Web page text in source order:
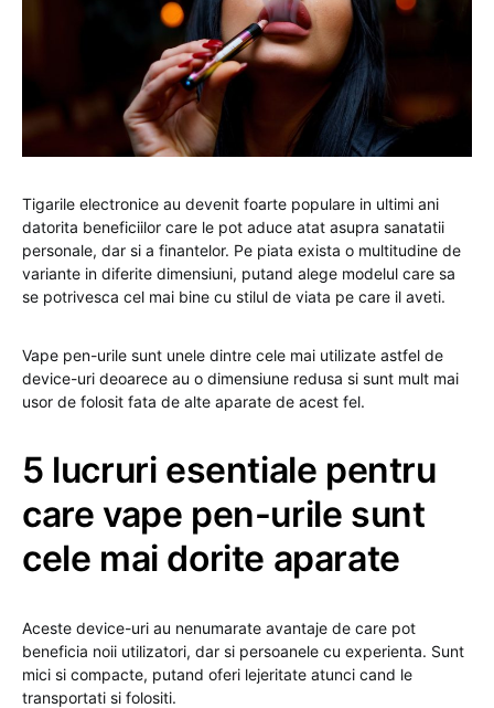
Tigarile electronice au devenit foarte populare in ultimi ani
datorita beneficiilor care le pot aduce atat asupra sanatatii
personale, dar si a finantelor. Pe piata exista o multitudine de
variante in diferite dimensiuni, putand alege modelul care sa
se potrivesca cel mai bine cu stilul de viata pe care il aveti.
Vape pen-urile sunt unele dintre cele mai utilizate astfel de
device-uri deoarece au o dimensiune redusa si sunt mult mai
usor de folosit fata de alte aparate de acest fel.
5 lucruri esentiale pentru
care vape pen-urile sunt
cele mai dorite aparate
Aceste device-uri au nenumarate avantaje de care pot
beneficia noii utilizatori, dar si persoanele cu experienta. Sunt
mici si compacte, putand oferi lejeritate atunci cand le
transportati si folositi.